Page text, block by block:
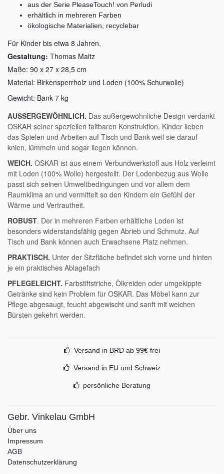
aus der Serie PleaseTouch! von Perludi
erhältlich in mehreren Farben
ökologische Materialien, recyclebar
Für Kinder bis etwa 8 Jahren.
Gestaltung: Thomas Maitz
Maße: 90 x 27 x 28,5 cm
Material: Birkensperrholz und Loden (100% Schurwolle)
Gewicht: Bank 7 kg
AUSSERGEWÖHNLICH. Das außergewöhnliche Design verdankt
OSKAR seiner speziellen faltbaren Konstruktion. Kinder lieben
das Spielen und Arbeiten auf Tisch und Bank weil sie darauf
knien, lümmeln und sogar liegen können.
WEICH. OSKAR ist aus einem Verbundwerkstoff aus Holz verleimt
mit Loden (100% Wolle) hergestellt. Der Lodenbezug aus Wolle
passt sich seinen Umweltbedingungen und vor allem dem
Raumklima an und vermittelt so den Kindern ein Gefühl der
Wärme und Vertrautheit.
ROBUST. Der in mehreren Farben erhältliche Loden ist
besonders widerstandsfähig gegen Abrieb und Schmutz. Auf
Tisch und Bank können auch Erwachsene Platz nehmen.
PRAKTISCH. Unter der Sitzfläche befindet sich vorne und hinten
je ein praktisches Ablagefach
PFLEGELEICHT. Farbstiftstriche, Ölkreiden oder umgekippte
Getränke sind kein Problem für OSKAR. Das Möbel kann zur
Pflege abgesaugt, feucht abgewischt und sanft mit weichen
Bürsten gekehrt werden.
Versand in BRD ab 99€ frei
Versand in EU und Schweiz
persönliche Beratung
Gebr. Vinkelau GmbH
Über uns
Impressum
AGB
Datenschutzerklärung